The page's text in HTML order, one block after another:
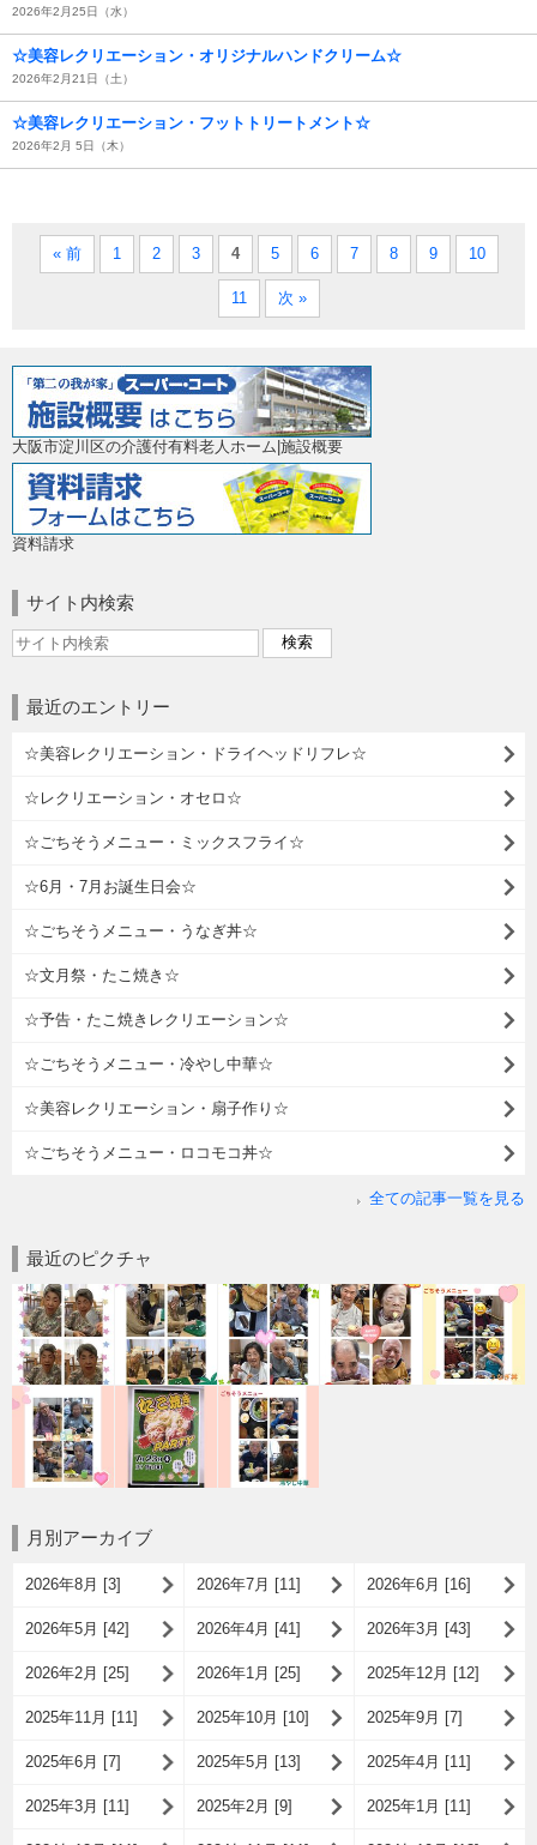
2026年2月25日（水）
☆美容レクリエーション・オリジナルハンドクリーム☆
2026年2月21日（土）
☆美容レクリエーション・フットトリートメント☆
2026年2月 5日（木）
« 前 1 2 3 4 5 6 7 8 9 10
11 次 »
大阪市淀川区の介護付有料老人ホーム|施設概要
資料請求
サイト内検索
最近のエントリー
☆美容レクリエーション・ドライヘッドリフレ☆
☆レクリエーション・オセロ☆
☆ごちそうメニュー・ミックスフライ☆
☆6月・7月お誕生日会☆
☆ごちそうメニュー・うなぎ丼☆
☆文月祭・たこ焼き☆
☆予告・たこ焼きレクリエーション☆
☆ごちそうメニュー・冷やし中華☆
☆美容レクリエーション・扇子作り☆
☆ごちそうメニュー・ロコモコ丼☆
全ての記事一覧を見る
最近のピクチャ
月別アーカイブ
2026年8月 [3] 2026年7月 [11] 2026年6月 [16]
2026年5月 [42] 2026年4月 [41] 2026年3月 [43]
2026年2月 [25] 2026年1月 [25] 2025年12月 [12]
2025年11月 [11] 2025年10月 [10] 2025年9月 [7]
2025年6月 [7] 2025年5月 [13] 2025年4月 [11]
2025年3月 [11] 2025年2月 [9] 2025年1月 [11]